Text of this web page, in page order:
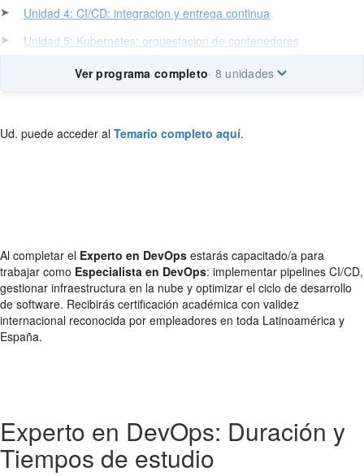
➤
Unidad 4: CI/CD: integracion y entrega continua
➤
Unidad 5: Kubernetes: orquestacion de contenedores
Ver programa completo· 8 unidades
Ud. puede acceder al Temario completo aquí.
Al completar el Experto en DevOps estarás capacitado/a para
trabajar como Especialista en DevOps: implementar pipelines CI/CD,
gestionar infraestructura en la nube y optimizar el ciclo de desarrollo
de software. Recibirás certificación académica con validez
internacional reconocida por empleadores en toda Latinoamérica y
España.
Experto en DevOps: Duración y
Tiempos de estudio